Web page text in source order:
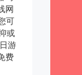
网
可
或
游
费